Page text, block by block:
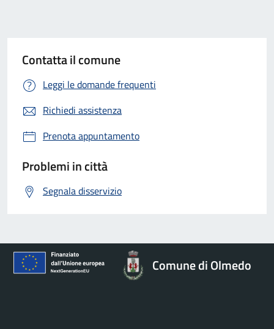
Contatta il comune
Leggi le domande frequenti
Richiedi assistenza
Prenota appuntamento
Problemi in città
Segnala disservizio
Comune di Olmedo